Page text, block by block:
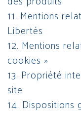
11. Mentions
Libertés
12. Mentions
cookies »
13. Propriété
site
14.